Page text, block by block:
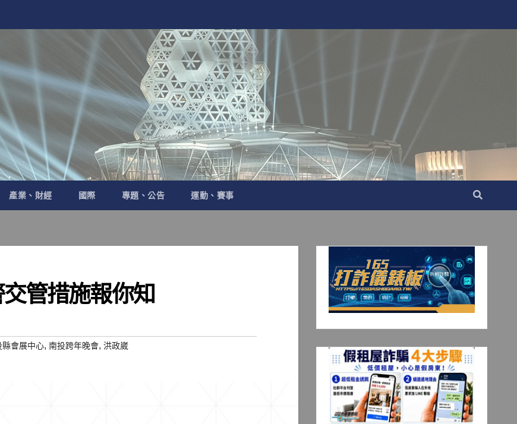
產業、財經 國際 專題、公告 運動、賽事
管措施報你知
縣會展中心, 南投跨年晚會, 洪政崴